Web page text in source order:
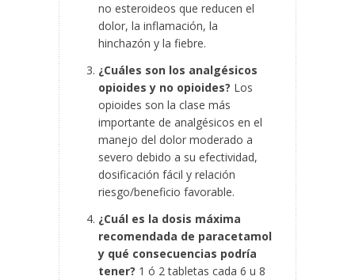
no esteroideos que reducen el
dolor, la inflamación, la
hinchazón y la fiebre.
¿Cuáles son los analgésicos
opioides y no opioides? Los
opioides son la clase más
importante de analgésicos en el
manejo del dolor moderado a
severo debido a su efectividad,
dosificación fácil y relación
riesgo/beneficio favorable.
¿Cuál es la dosis máxima
recomendada de paracetamol
y qué consecuencias podría
tener? 1 ó 2 tabletas cada 6 u 8